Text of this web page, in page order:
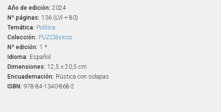
Año de edición: 2024
Nº páginas: 136 (LVI + 80)
Temática: Política
Colección: PUZClásicos
Nº edición: 1.ª
Idioma: Español
Dimensiones: 12,5 x 20,5 cm
Encuadernación: Rústica con solapas
ISBN: 978-84-1340-868-2